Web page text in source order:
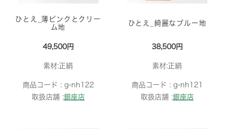
ひとえ_薄ピンクとクリー
ム地
49,500円
素材:正絹
商品コード : g-nh122
取扱店舗 :銀座店
ひとえ_綺麗なブルー地
38,500円
素材:正絹
商品コード : g-nh121
取扱店舗 :銀座店